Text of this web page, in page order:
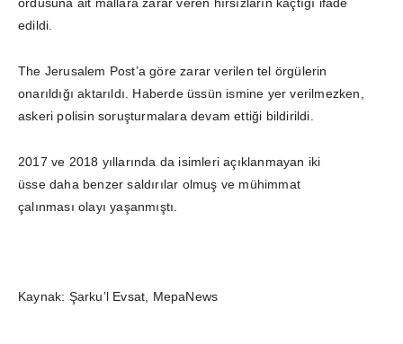
edildi.
The Jerusalem Post’a göre zarar verilen tel örgülerin
onarıldığı aktarıldı. Haberde üssün ismine yer verilmezken,
askeri polisin soruşturmalara devam ettiği bildirildi.
2017 ve 2018 yıllarında da isimleri açıklanmayan iki
üsse daha benzer saldırılar olmuş ve mühimmat
çalınması olayı yaşanmıştı.
Kaynak: Şarku’l Evsat, MepaNews